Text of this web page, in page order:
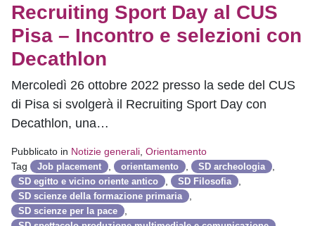
Recruiting Sport Day al CUS
Pisa – Incontro e selezioni con
Decathlon
Mercoledì 26 ottobre 2022 presso la sede del CUS
di Pisa si svolgerà il Recruiting Sport Day con
Decathlon, una…
Pubblicato in Notizie generali Orientamento
Tag
Job placement orientamento SD archeologia
SD egitto e vicino oriente antico SD Filosofia
SD scienze della formazione primaria
SD scienze per la pace